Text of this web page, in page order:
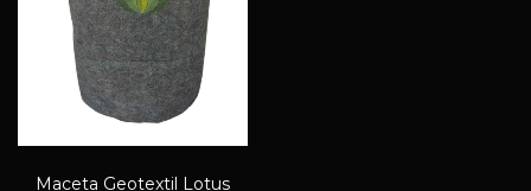
Maceta Geotextil Lotus